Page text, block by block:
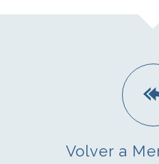
Volver a